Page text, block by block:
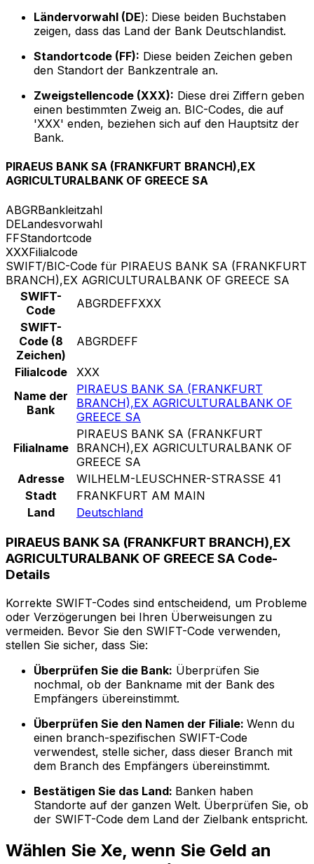
Ländervorwahl (DE): Diese beiden Buchstaben
zeigen, dass das Land der Bank Deutschlandist.
Standortcode (FF): Diese beiden Zeichen geben
den Standort der Bankzentrale an.
Zweigstellencode (XXX): Diese drei Ziffern geben
einen bestimmten Zweig an. BIC-Codes, die auf
'XXX' enden, beziehen sich auf den Hauptsitz der
Bank.
PIRAEUS BANK SA (FRANKFURT BRANCH),EX
AGRICULTURALBANK OF GREECE SA
ABGRBankleitzahl
DELandesvorwahl
FFStandortcode
XXXFilialcode
SWIFT/BIC-Code für PIRAEUS BANK SA (FRANKFURT
BRANCH),EX AGRICULTURALBANK OF GREECE SA
SWIFT-
Code
ABGRDEFFXXX
SWIFT-
Code (8
Zeichen)
ABGRDEFF
Filialcode
XXX
Name der
Bank
PIRAEUS BANK SA (FRANKFURT
BRANCH),EX AGRICULTURALBANK OF
GREECE SA
Filialname
PIRAEUS BANK SA (FRANKFURT
BRANCH),EX AGRICULTURALBANK OF
GREECE SA
Adresse
WILHELM-LEUSCHNER-STRASSE 41
Stadt
FRANKFURT AM MAIN
Land
Deutschland
PIRAEUS BANK SA (FRANKFURT BRANCH),EX
AGRICULTURALBANK OF GREECE SA Code-
Details
Korrekte SWIFT-Codes sind entscheidend, um Probleme
oder Verzögerungen bei Ihren Überweisungen zu
vermeiden. Bevor Sie den SWIFT-Code verwenden,
stellen Sie sicher, dass Sie:
Überprüfen Sie die Bank: Überprüfen Sie
nochmal, ob der Bankname mit der Bank des
Empfängers übereinstimmt.
Überprüfen Sie den Namen der Filiale: Wenn du
einen branch-spezifischen SWIFT-Code
verwendest, stelle sicher, dass dieser Branch mit
dem Branch des Empfängers übereinstimmt.
Bestätigen Sie das Land: Banken haben
Standorte auf der ganzen Welt. Überprüfen Sie, ob
der SWIFT-Code dem Land der Zielbank entspricht.
Wählen Sie Xe, wenn Sie Geld an